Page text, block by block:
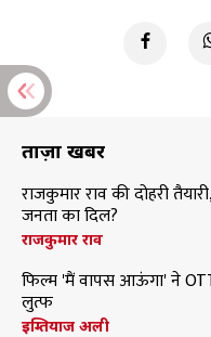
ताज़ा खबरें
राजकुमार राव की दोहरी
जनता का दिल?
राजकुमार राव
फिल्म 'मैं वापस आऊंगा' ने
लुत्फ
इम्तियाज अली